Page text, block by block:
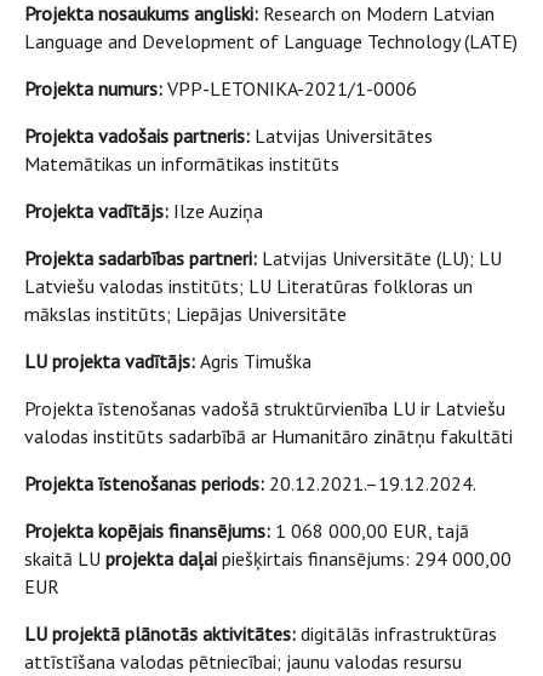
Projekta nosaukums angliski: Research on Modern Latvian
Language and Development of Language Technology (LATE)
Projekta numurs: VPP-LETONIKA-2021/1-0006
Projekta vadošais partneris: Latvijas Universitātes
Matemātikas un informātikas institūts
Projekta vadītājs: Ilze Auziņa
Projekta sadarbības partneri: Latvijas Universitāte (LU); LU
Latviešu valodas institūts; LU Literatūras folkloras un
mākslas institūts; Liepājas Universitāte
LU projekta vadītājs: Agris Timuška
Projekta īstenošanas vadošā struktūrvienība LU ir Latviešu
valodas institūts sadarbībā ar Humanitāro zinātņu fakultāti
Projekta īstenošanas periods: 20.12.2021.–19.12.2024.
Projekta kopējais finansējums: 1 068 000,00 EUR, tajā
skaitā LU projekta daļai piešķirtais finansējums: 294 000,00
EUR
LU projektā plānotās aktivitātes: digitālās infrastruktūras
attīstīšana valodas pētniecībai; jaunu valodas resursu